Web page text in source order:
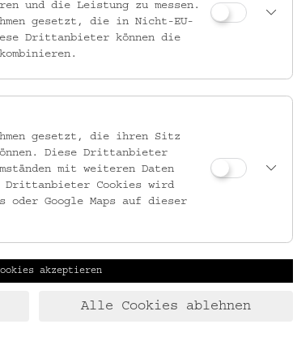
in der AusstellungHistorische Palais und
der Adelsfamilien Schönborn mit
Schönborn auch das Palais Damian und
und die Leistung zu messen.
gesetzt, die in Nicht-EU-
Drittanbieter können die
gesetzt, die ihren Sitz
Diese Drittanbieter
mit weiteren Daten
Drittanbieter Cookies wird
oder Google Maps auf dieser
akzeptieren
Alle Cookies ablehnen